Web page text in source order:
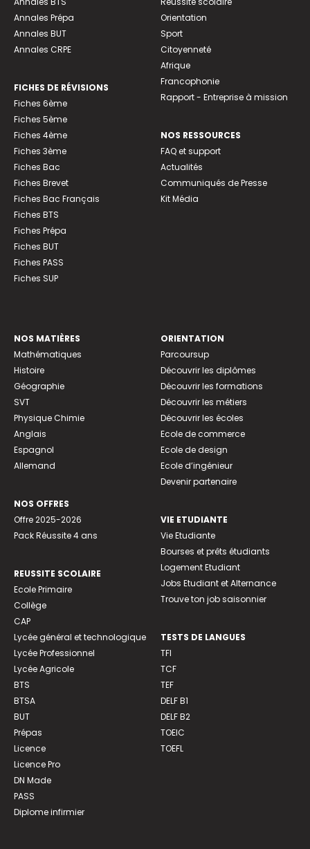
Annales Prépa
Annales BUT
Annales CRPE
FICHES DE RÉVISIONS
Fiches 6ème
Fiches 5ème
Fiches 4ème
Fiches 3ème
Fiches Bac
Fiches Brevet
Fiches Bac Français
Fiches BTS
Fiches Prépa
Fiches BUT
Fiches PASS
Fiches SUP
Orientation
Sport
Citoyenneté
Afrique
Francophonie
Rapport - Entreprise à mission
NOS RESSOURCES
FAQ et support
Actualités
Communiqués de Presse
Kit Média
NOS MATIÈRES
Mathématiques
Histoire
Géographie
SVT
Physique Chimie
Anglais
Espagnol
Allemand
NOS OFFRES
Offre 2025-2026
Pack Réussite 4 ans
REUSSITE SCOLAIRE
Ecole Primaire
Collège
CAP
Lycée général et technologique
Lycée Professionnel
Lycée Agricole
BTS
BTSA
BUT
Prépas
Licence
Licence Pro
DN Made
PASS
Diplome infirmier
ORIENTATION
Parcoursup
Découvrir les diplômes
Découvrir les formations
Découvrir les métiers
Découvrir les écoles
Ecole de commerce
Ecole de design
Ecole d’ingénieur
Devenir partenaire
VIE ETUDIANTE
Vie Etudiante
Bourses et prêts étudiants
Logement Etudiant
Jobs Etudiant et Alternance
Trouve ton job saisonnier
TESTS DE LANGUES
TFI
TCF
TEF
DELF B1
DELF B2
TOEIC
TOEFL